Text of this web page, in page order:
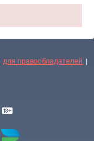
для правообладателей |